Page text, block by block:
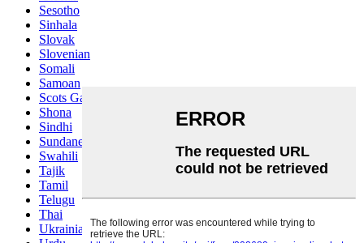
Sesotho
Sinhala
Slovak
Slovenian
Somali
Samoan
Scots Gaelic
Shona
Sindhi
Sundanese
Swahili
Tajik
Tamil
Telugu
Thai
Ukrainian